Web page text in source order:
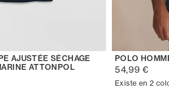
AJUSTÉE SÉCHAGE
ATTONPOL
POLO
54,99 €
Existe en 2